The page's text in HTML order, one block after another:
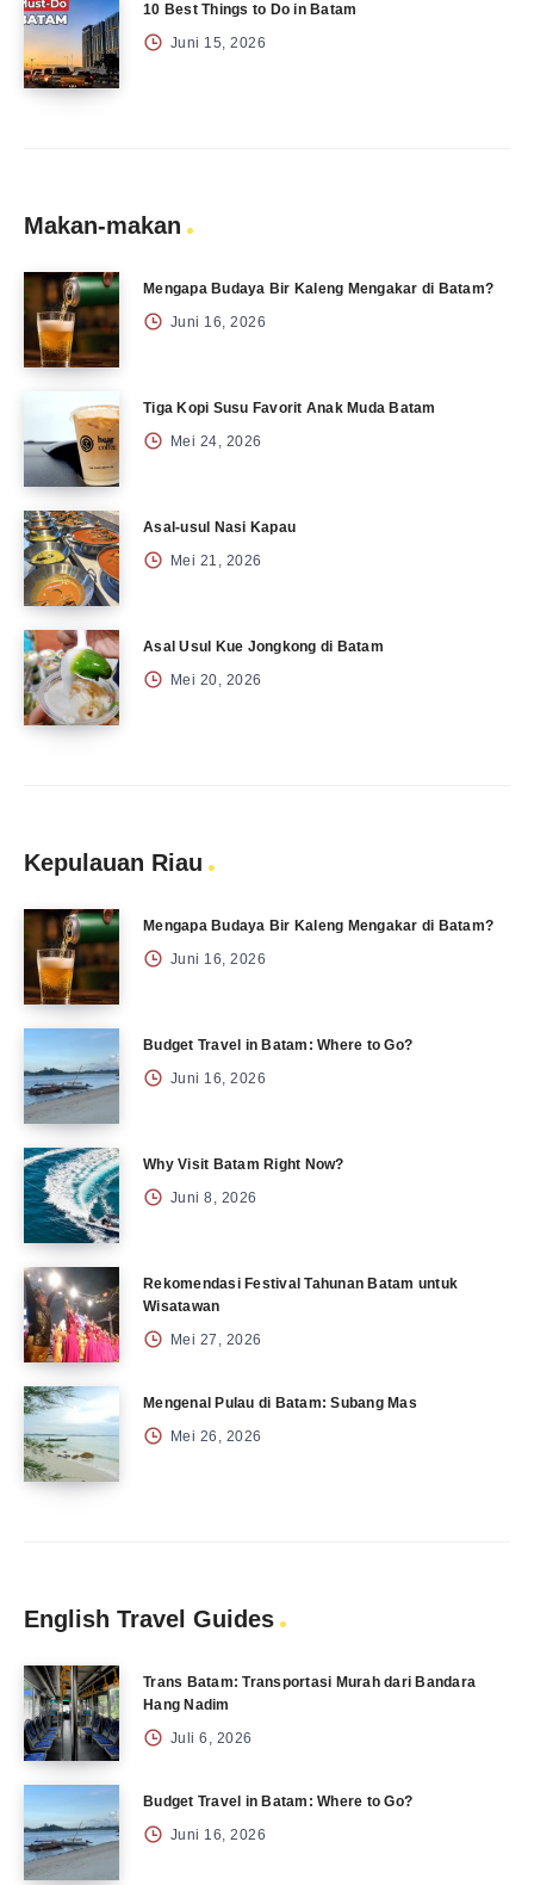
10 Best Things to Do in Batam
Juni 15, 2026
Makan-makan
Mengapa Budaya Bir Kaleng Mengakar di Batam?
Juni 16, 2026
Tiga Kopi Susu Favorit Anak Muda Batam
Mei 24, 2026
Asal-usul Nasi Kapau
Mei 21, 2026
Asal Usul Kue Jongkong di Batam
Mei 20, 2026
Kepulauan Riau
Mengapa Budaya Bir Kaleng Mengakar di Batam?
Juni 16, 2026
Budget Travel in Batam: Where to Go?
Juni 16, 2026
Why Visit Batam Right Now?
Juni 8, 2026
Rekomendasi Festival Tahunan Batam untuk
Wisatawan
Mei 27, 2026
Mengenal Pulau di Batam: Subang Mas
Mei 26, 2026
English Travel Guides
Trans Batam: Transportasi Murah dari Bandara
Hang Nadim
Juli 6, 2026
Budget Travel in Batam: Where to Go?
Juni 16, 2026